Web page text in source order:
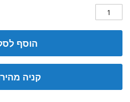
הוסף
קניה